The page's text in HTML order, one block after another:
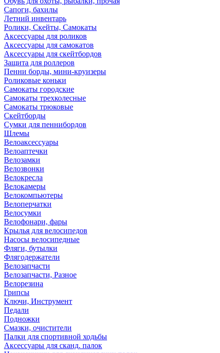
Сапоги, бахилы
Летний инвентарь
Ролики, Скейты, Самокаты
Аксессуары для роликов
Аксессуары для самокатов
Аксессуары для скейтбордов
Защита для роллеров
Пенни борды, мини-круизеры
Роликовые коньки
Самокаты городские
Самокаты трехколесные
Самокаты трюковые
Скейтборды
Сумки для пеннибордов
Шлемы
Велоаксессуары
Велоаптечки
Велозамки
Велозвонки
Велокресла
Велокамеры
Велокомпьютеры
Велоперчатки
Велосумки
Велофонари, фары
Крылья для велосипедов
Насосы велосипедные
Фляги, бутылки
Флягодержатели
Велозапчасти
Велозапчасти, Разное
Велорезина
Грипсы
Ключи, Инструмент
Педали
Подножки
Смазки, очистители
Палки для спортивной ходьбы
Аксессуары для сканд. палок